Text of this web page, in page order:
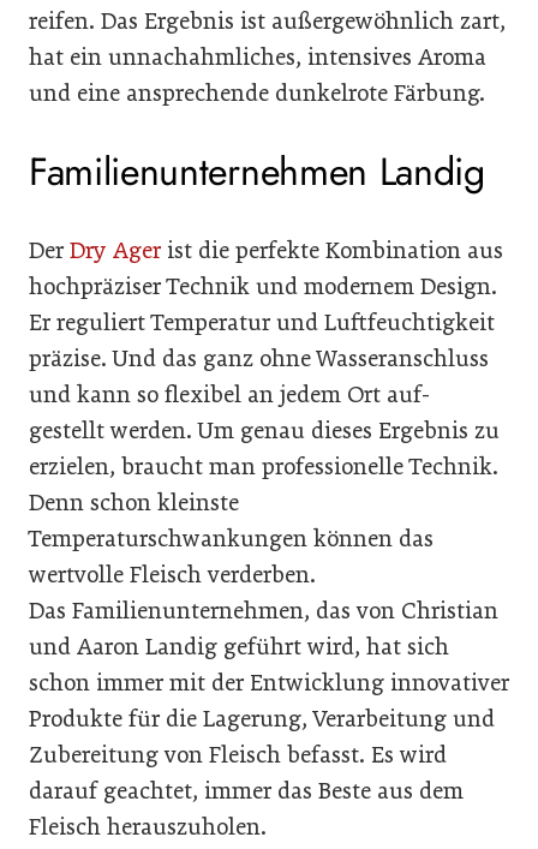
reifen. Das Ergebnis ist außergewöhnlich zart,
hat ein unnachahmliches, intensives Aroma
und eine ansprechende dunkelrote Färbung.
Familienunternehmen Landig
Der Dry Agerist die perfekte Kombination aus
hochpräziser Technik und modernem Design.
Er reguliert Temperatur und Luftfeuchtigkeit
präzise. Und das ganz ohne Wasseranschluss
und kann so flexibel an jedem Ort auf-
gestellt werden. Um genau dieses Ergebnis zu
erzielen, braucht man professionelle Technik.
Denn schon kleinste
Temperaturschwankungen können das
wertvolle Fleisch verderben.
Das Familienunternehmen, das von Christian
und Aaron Landig geführt wird, hat sich
schon immer mit der Entwicklung innovativer
Produkte für die Lagerung, Verarbeitung und
Zubereitung von Fleisch befasst. Es wird
darauf geachtet, immer das Beste aus dem
Fleisch herauszuholen.